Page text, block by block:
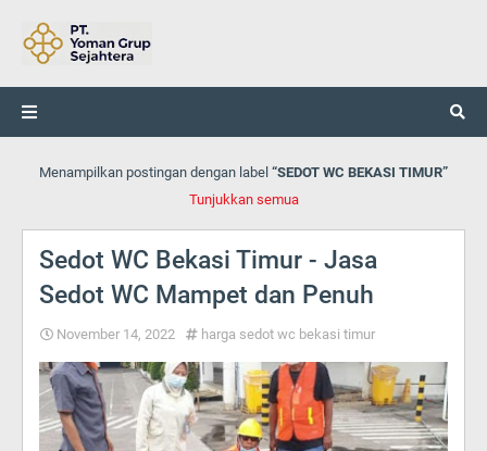
Menampilkan postingan dengan label
SEDOT WC BEKASI TIMUR
Tunjukkan semua
Sedot WC Bekasi Timur - Jasa
Sedot WC Mampet dan Penuh
November 14, 2022 harga sedot wc bekasi timur